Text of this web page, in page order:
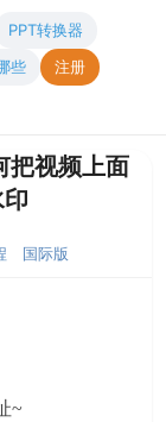
PPT转换器
些
注册
把视频上面
国际版
~